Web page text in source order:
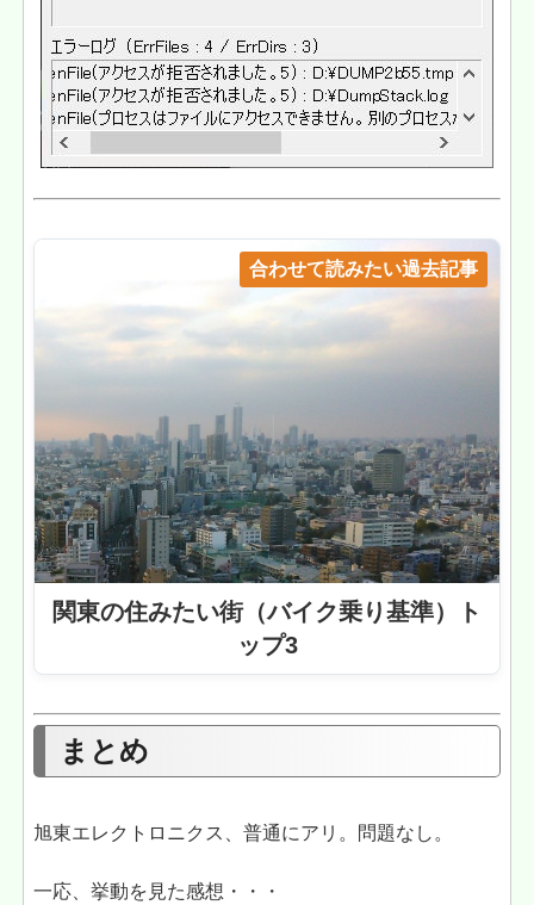
合わせて読みたい過去記事
関東の住みたい街（バイク乗り基準）ト
ップ3
まとめ
旭東エレクトロニクス、普通にアリ。問題なし。
一応、挙動を見た感想・・・